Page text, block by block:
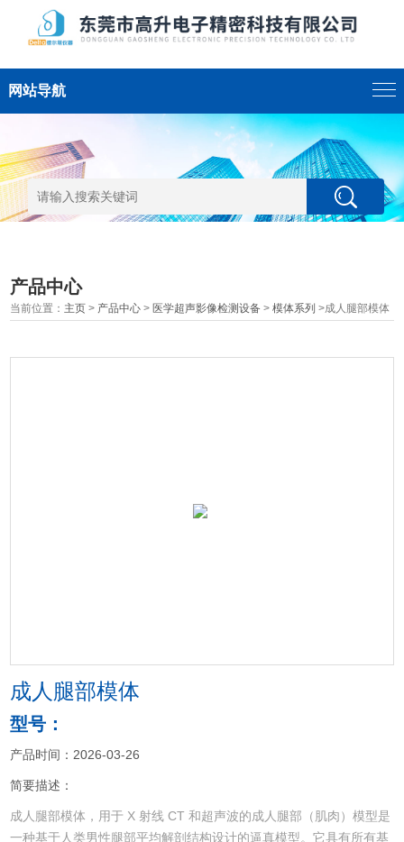
网站导航
产品中心
当前位置： 主页 > 产品中心 > 医学超声影像检测设备 >模体系列 >成人腿部模体
成人腿部模体
型号：
产品时间：2026-03-26
简要描述：
成人腿部模体，用于 X 射线 CT 和超声波的成人腿部（肌肉）模型是
一种基于人类男性腿部平均解剖结构设计的逼真模型。它具有所有基